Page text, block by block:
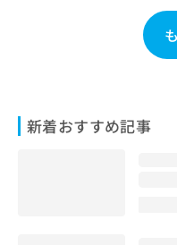
新着おすすめ記事
は
こ